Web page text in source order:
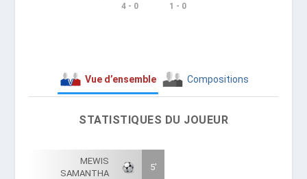
4 - 0 1 - 0
Vue d’ensemble Compositions
STATISTIQUES DU JOUEUR
MEWIS
SAMANTHA
5'